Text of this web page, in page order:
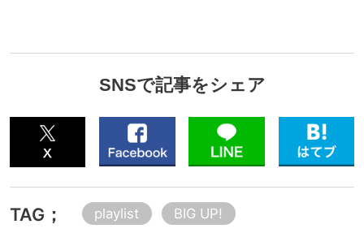
SNSで記事をシェア
TAG； playlist BIG UP!